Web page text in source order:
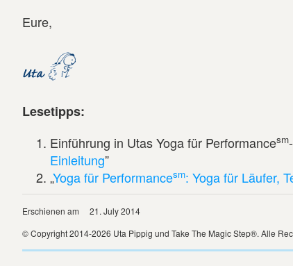
Eure,
Lesetipps:
Einführung in Utas Yoga für Performancesm
Einleitung”
„Yoga für Performancesm: Yoga für Läufer,
Erschienen am
21. July 2014
© Copyright 2014-2026 Uta Pippig und Take The Magic Step®. Alle